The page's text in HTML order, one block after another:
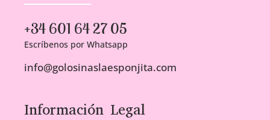
+34 601 64 27 05
Escríbenos por Whatsapp
info@golosinaslaesponjita.com
Información Legal